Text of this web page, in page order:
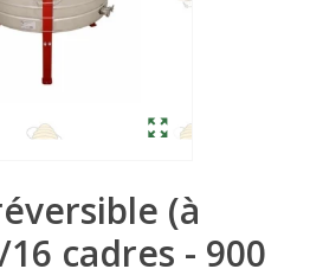
(à
cadres - 900